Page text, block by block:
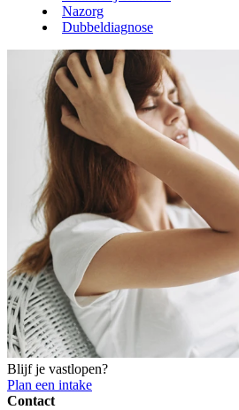
Nazorg
Dubbeldiagnose
Blijf je vastlopen?
Plan een intake
Contact